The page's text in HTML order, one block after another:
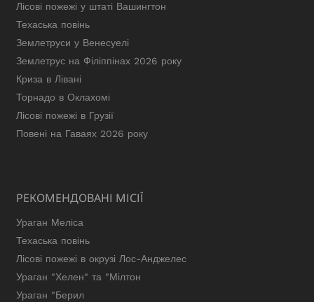
Лісові пожежі у штаті Вашингтон
Техаська повінь
Землетруси у Венесуелі
Землетрус на Філіппінах 2026 року
Криза в Лівані
Торнадо в Оклахомі
Лісові пожежі в Грузії
Повені на Гаваях 2026 року
РЕКОМЕНДОВАНІ МІСІЇ
Ураган Меліса
Техаська повінь
Лісові пожежі в окрузі Лос-Анджелес
Ураган "Хелен" та "Мілтон
Ураган "Берил